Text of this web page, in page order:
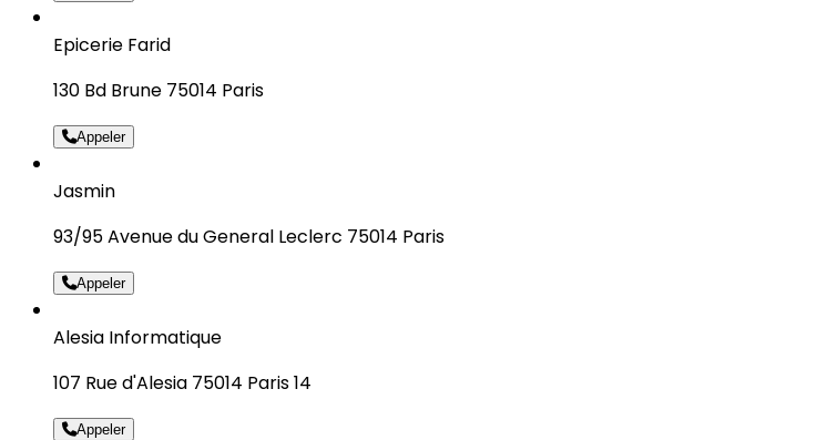
Epicerie Farid
130 Bd Brune 75014 Paris
Appeler
Jasmin
93/95 Avenue du General Leclerc 75014 Paris
Appeler
Alesia Informatique
107 Rue d'Alesia 75014 Paris 14
Appeler